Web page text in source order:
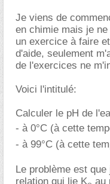
Je viens de
en chimie mais je
un exercice à faire
d'aide, seulement
de l'exercices ne
Voici l'intitulé:
Calculer le pH de
- à 0°C (à cette
- à 99°C (à cette
Le problème est
relation qui lie K
au